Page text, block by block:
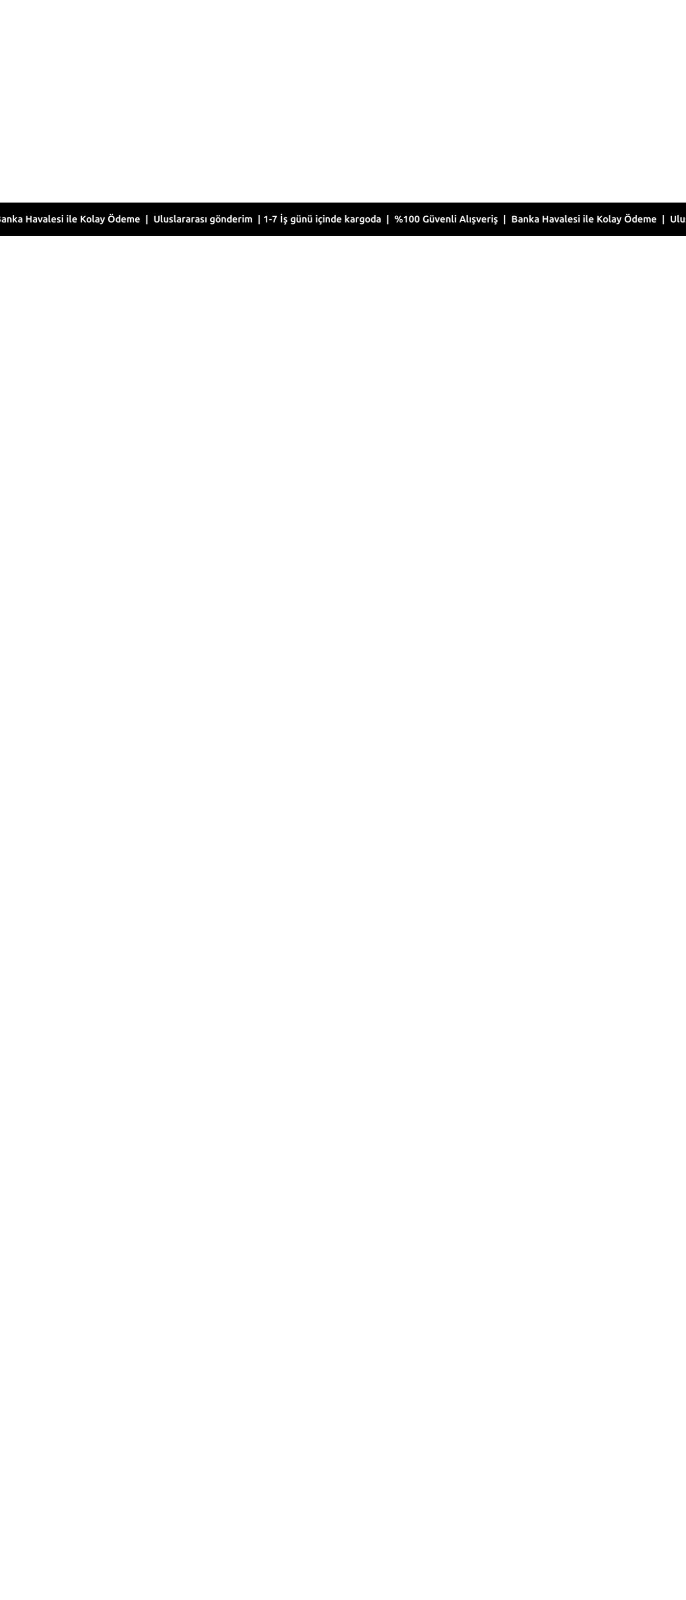
ile Kolay Ödeme | Uluslararası gönderim | 1-7 İş günü içinde kargoda | %100 Güvenli Alışveriş | Banka Havalesi ile Kolay Ödeme |